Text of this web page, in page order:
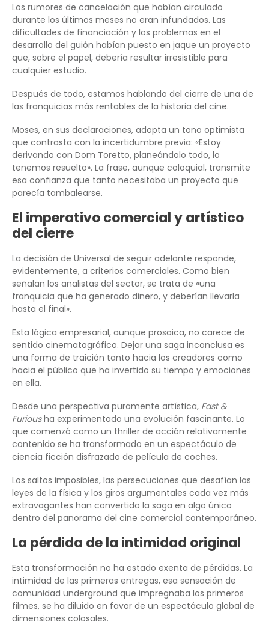
Los rumores de cancelación que habían circulado
durante los últimos meses no eran infundados. Las
dificultades de financiación y los problemas en el
desarrollo del guión habían puesto en jaque un proyecto
que, sobre el papel, debería resultar irresistible para
cualquier estudio.
Después de todo, estamos hablando del cierre de una de
las franquicias más rentables de la historia del cine.
Moses, en sus declaraciones, adopta un tono optimista
que contrasta con la incertidumbre previa: «Estoy
derivando con Dom Toretto, planeándolo todo, lo
tenemos resuelto». La frase, aunque coloquial, transmite
esa confianza que tanto necesitaba un proyecto que
parecía tambalearse.
El imperativo comercial y artístico
del cierre
La decisión de Universal de seguir adelante responde,
evidentemente, a criterios comerciales. Como bien
señalan los analistas del sector, se trata de «una
franquicia que ha generado dinero, y deberían llevarla
hasta el final».
Esta lógica empresarial, aunque prosaica, no carece de
sentido cinematográfico. Dejar una saga inconclusa es
una forma de traición tanto hacia los creadores como
hacia el público que ha invertido su tiempo y emociones
en ella.
Desde una perspectiva puramente artística, Fast &
Furiousha experimentado una evolución fascinante. Lo
que comenzó como un thriller de acción relativamente
contenido se ha transformado en un espectáculo de
ciencia ficción disfrazado de película de coches.
Los saltos imposibles, las persecuciones que desafían las
leyes de la física y los giros argumentales cada vez más
extravagantes han convertido la saga en algo único
dentro del panorama del cine comercial contemporáneo.
La pérdida de la intimidad original
Esta transformación no ha estado exenta de pérdidas. La
intimidad de las primeras entregas, esa sensación de
comunidad underground que impregnaba los primeros
filmes, se ha diluido en favor de un espectáculo global de
dimensiones colosales.